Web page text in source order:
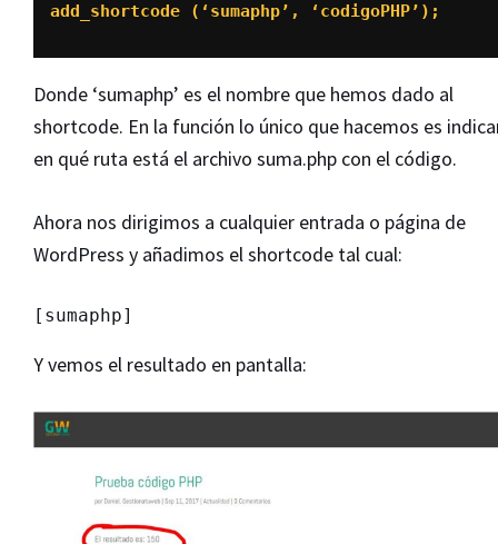
add_shortcode (‘sumaphp’, ‘codigoPHP’);
Donde ‘sumaphp’ es el nombre que hemos dado al
shortcode. En la función lo único que hacemos es
en qué ruta está el archivo suma.php con el código.
Ahora nos dirigimos a cualquier entrada o página de
WordPress y añadimos el shortcode tal cual:
[sumaphp]
Y vemos el resultado en pantalla: